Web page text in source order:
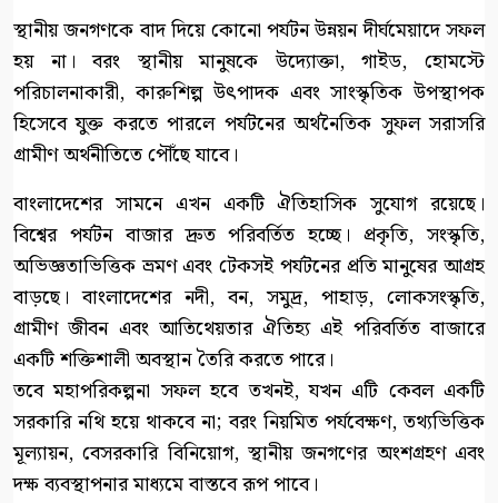
স্থানীয় জনগণকে বাদ দিয়ে কোনো পর্যটন উন্নয়ন দীর্ঘমেয়াদে সফল
হয় না। বরং স্থানীয় মানুষকে উদ্যোক্তা, গাইড, হোমস্টে
পরিচালনাকারী, কারুশিল্প উৎপাদক এবং সাংস্কৃতিক উপস্থাপক
হিসেবে যুক্ত করতে পারলে পর্যটনের অর্থনৈতিক সুফল সরাসরি
গ্রামীণ অর্থনীতিতে পৌঁছে যাবে।
বাংলাদেশের সামনে এখন একটি ঐতিহাসিক সুযোগ রয়েছে।
বিশ্বের পর্যটন বাজার দ্রুত পরিবর্তিত হচ্ছে। প্রকৃতি, সংস্কৃতি,
অভিজ্ঞতাভিত্তিক ভ্রমণ এবং টেকসই পর্যটনের প্রতি মানুষের আগ্রহ
বাড়ছে। বাংলাদেশের নদী, বন, সমুদ্র, পাহাড়, লোকসংস্কৃতি,
গ্রামীণ জীবন এবং আতিথেয়তার ঐতিহ্য এই পরিবর্তিত বাজারে
একটি শক্তিশালী অবস্থান তৈরি করতে পারে।
তবে মহাপরিকল্পনা সফল হবে তখনই, যখন এটি কেবল একটি
সরকারি নথি হয়ে থাকবে না; বরং নিয়মিত পর্যবেক্ষণ, তথ্যভিত্তিক
মূল্যায়ন, বেসরকারি বিনিয়োগ, স্থানীয় জনগণের অংশগ্রহণ এবং
দক্ষ ব্যবস্থাপনার মাধ্যমে বাস্তবে রূপ পাবে।